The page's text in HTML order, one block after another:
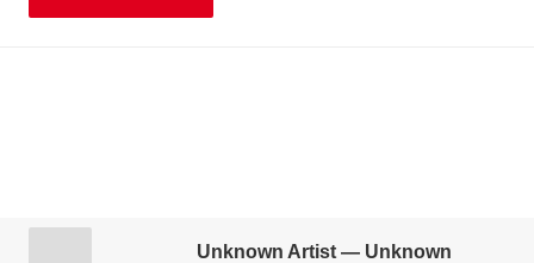
Unknown Artist — Unknown